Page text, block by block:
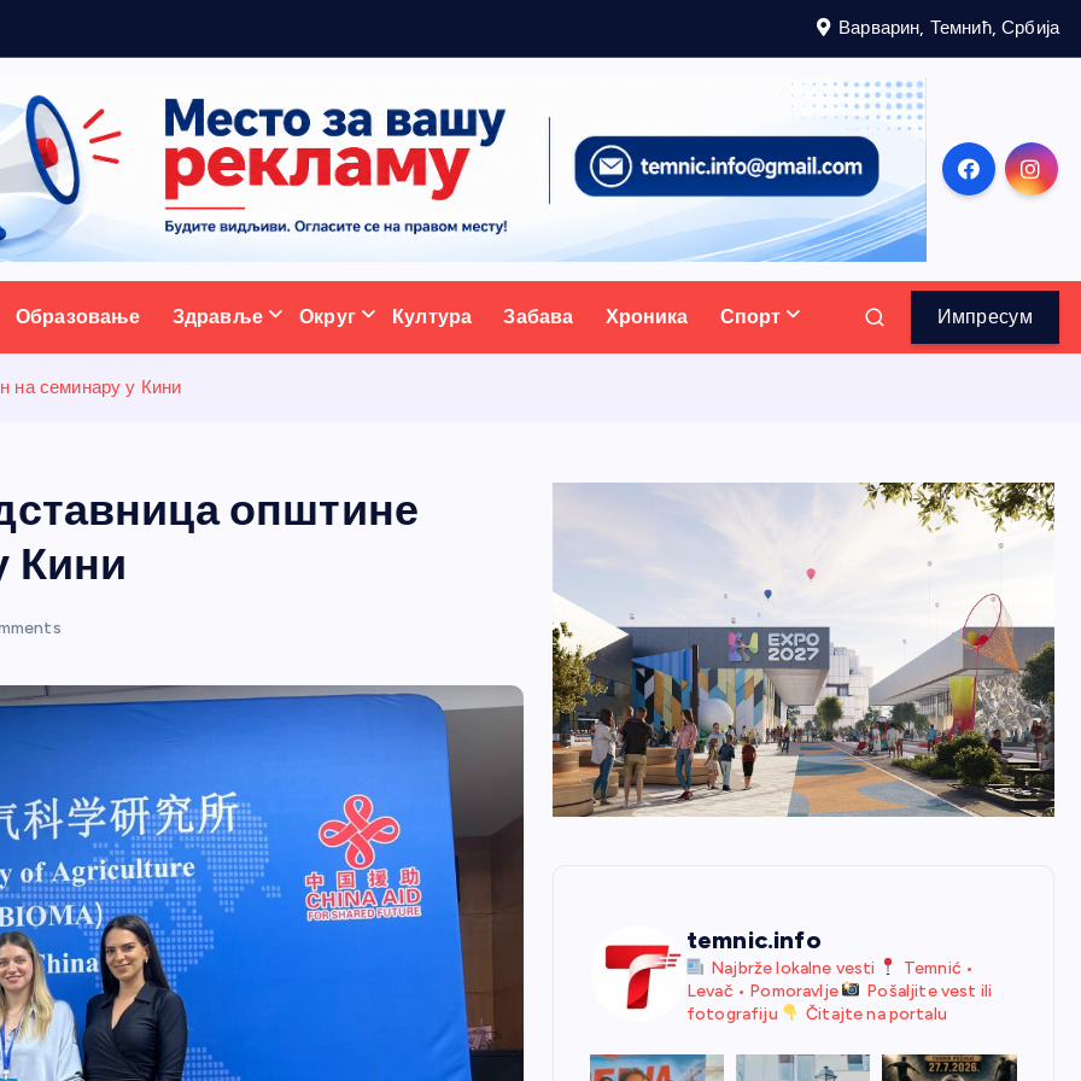
Варварин, Темнић, Србија
портал
Образовање Здравље Округ Култура Забава Хроника Спорт Импресум
на семинару у Кини
општине
Кини
temnic.info
Najbrže lokalne vesti
Temnić •
Levač • Pomoravlje
Pošaljite vest ili
fotografiju
Čitajte na portalu